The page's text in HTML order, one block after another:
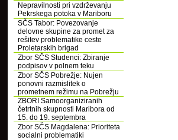
Nepravilnosti pri vzdrževanju
Pekrskega potoka v Mariboru
SČS Tabor: Povezovanje
delovne skupine za promet za
rešitev problematike ceste
Proletarskih brigad
Zbor SČS Studenci: Zbiranje
podpisov v polnem teku
Zbor SČS Pobrežje: Nujen
ponovni razmislitek o
prometnem režimu na Pobrežju
ZBORI Samoorganiziranih
četrtnih skupnosti Maribora od
15. do 19. septembra
Zbor SČS Magdalena: Prioriteta
socialni problematiki